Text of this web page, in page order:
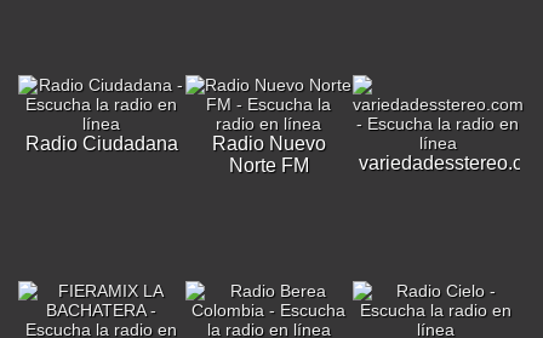
Radio Ciudadana
Radio Nuevo
Norte FM